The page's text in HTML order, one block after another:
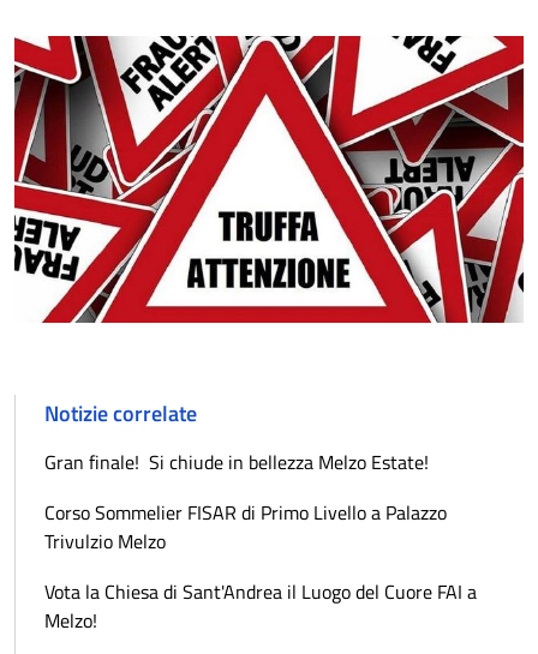
Notizie correlate
Gran finale! Si chiude in bellezza Melzo Estate!
Corso Sommelier FISAR di Primo Livello a Palazzo
Trivulzio Melzo
Vota la Chiesa di Sant'Andrea il Luogo del Cuore FAI a
Melzo!